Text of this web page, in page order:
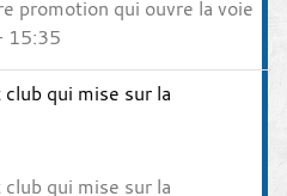
promotion qui ouvre la voie
15:35
club qui mise sur la
club qui mise sur la